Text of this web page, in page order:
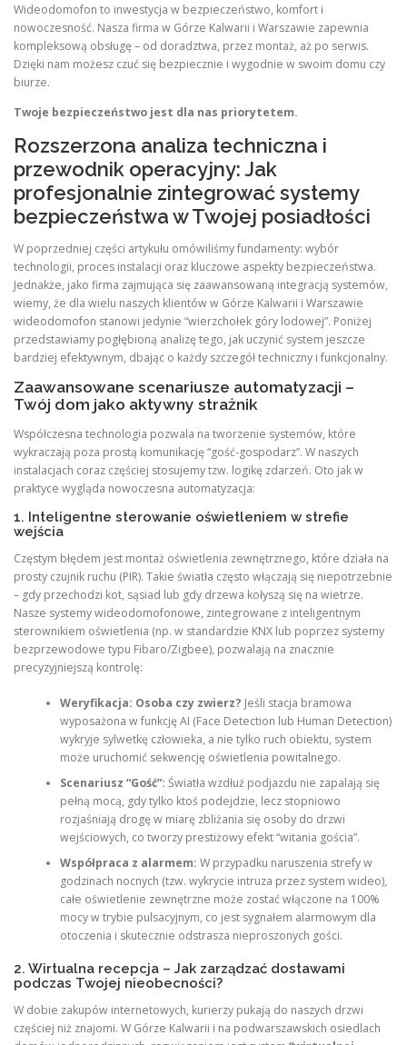
Wideodomofon to inwestycja w bezpieczeństwo, komfort i
nowoczesność. Nasza firma w Górze Kalwarii i Warszawie zapewnia
kompleksową obsługę – od doradztwa, przez montaż, aż po serwis.
Dzięki nam możesz czuć się bezpiecznie i wygodnie w swoim domu czy
biurze.
Twoje bezpieczeństwo jest dla nas priorytetem.
Rozszerzona analiza techniczna i
przewodnik operacyjny: Jak
profesjonalnie zintegrować systemy
bezpieczeństwa w Twojej posiadłości
W poprzedniej części artykułu omówiliśmy fundamenty: wybór
technologii, proces instalacji oraz kluczowe aspekty bezpieczeństwa.
Jednakże, jako firma zajmująca się zaawansowaną integracją systemów,
wiemy, że dla wielu naszych klientów w Górze Kalwarii i Warszawie
wideodomofon stanowi jedynie “wierzchołek góry lodowej”. Poniżej
przedstawiamy pogłębioną analizę tego, jak uczynić system jeszcze
bardziej efektywnym, dbając o każdy szczegół techniczny i funkcjonalny.
Zaawansowane scenariusze automatyzacji –
Twój dom jako aktywny strażnik
Współczesna technologia pozwala na tworzenie systemów, które
wykraczają poza prostą komunikację “gość-gospodarz”. W naszych
instalacjach coraz częściej stosujemy tzw. logikę zdarzeń. Oto jak w
praktyce wygląda nowoczesna automatyzacja:
1. Inteligentne sterowanie oświetleniem w strefie
wejścia
Częstym błędem jest montaż oświetlenia zewnętrznego, które działa na
prosty czujnik ruchu (PIR). Takie światła często włączają się niepotrzebnie
– gdy przechodzi kot, sąsiad lub gdy drzewa kołyszą się na wietrze.
Nasze systemy wideodomofonowe, zintegrowane z inteligentnym
sterownikiem oświetlenia (np. w standardzie KNX lub poprzez systemy
bezprzewodowe typu Fibaro/Zigbee), pozwalają na znacznie
precyzyjniejszą kontrolę:
Weryfikacja: Osoba czy zwierz? Jeśli stacja bramowa
wyposażona w funkcję AI (Face Detection lub Human Detection)
wykryje sylwetkę człowieka, a nie tylko ruch obiektu, system
może uruchomić sekwencję oświetlenia powitalnego.
Scenariusz “Gość”: Światła wzdłuż podjazdu nie zapalają się
pełną mocą, gdy tylko ktoś podejdzie, lecz stopniowo
rozjaśniają drogę w miarę zbliżania się osoby do drzwi
wejściowych, co tworzy prestiżowy efekt “witania gościa”.
Współpraca z alarmem: W przypadku naruszenia strefy w
godzinach nocnych (tzw. wykrycie intruza przez system wideo),
całe oświetlenie zewnętrzne może zostać włączone na 100%
mocy w trybie pulsacyjnym, co jest sygnałem alarmowym dla
otoczenia i skutecznie odstrasza nieproszonych gości.
2. Wirtualna recepcja – Jak zarządzać dostawami
podczas Twojej nieobecności?
W dobie zakupów internetowych, kurierzy pukają do naszych drzwi
częściej niż znajomi. W Górze Kalwarii i na podwarszawskich osiedlach